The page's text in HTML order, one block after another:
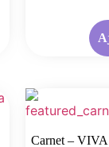
Carnet –